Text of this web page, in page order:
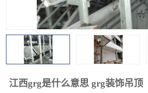
江西grg是什么意思 grg装饰吊顶